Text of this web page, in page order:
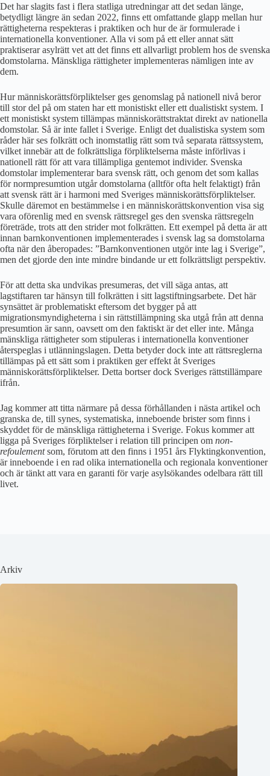
Det har slagits fast i flera statliga utredningar att det sedan länge,
betydligt längre än sedan 2022, finns ett omfattande glapp mellan hur
rättigheterna respekteras i praktiken och hur de är formulerade i
internationella konventioner. Alla vi som på ett eller annat sätt
praktiserar asylrätt vet att det finns ett allvarligt problem hos de svenska
domstolarna. Mänskliga rättigheter implementeras nämligen inte av
dem.
Hur människorättsförpliktelser ges genomslag på nationell nivå beror
till stor del på om staten har ett monistiskt eller ett dualistiskt system. I
ett monistiskt system tillämpas människorättstraktat direkt av nationella
domstolar. Så är inte fallet i Sverige. Enligt det dualistiska system som
råder här ses folkrätt och inomstatlig rätt som två separata rättssystem,
vilket innebär att de folkrättsliga förpliktelserna måste införlivas i
nationell rätt för att vara tillämpliga gentemot individer. Svenska
domstolar implementerar bara svensk rätt, och genom det som kallas
för normpresumtion utgår domstolarna (alltför ofta helt felaktigt) från
att svensk rätt är i harmoni med Sveriges människorättsförpliktelser.
Skulle däremot en bestämmelse i en människorättskonvention visa sig
vara oförenlig med en svensk rättsregel ges den svenska rättsregeln
företräde, trots att den strider mot folkrätten. Ett exempel på detta är att
innan barnkonventionen implementerades i svensk lag sa domstolarna
ofta när den åberopades: ”Barnkonventionen utgör inte lag i Sverige”,
men det gjorde den inte mindre bindande ur ett folkrättsligt perspektiv.
För att detta ska undvikas presumeras, det vill säga antas, att
lagstiftaren tar hänsyn till folkrätten i sitt lagstiftningsarbete. Det här
synsättet är problematiskt eftersom det bygger på att
migrationsmyndigheterna i sin rättstillämpning ska utgå från att denna
presumtion är sann, oavsett om den faktiskt är det eller inte. Många
mänskliga rättigheter som stipuleras i internationella konventioner
återspeglas i utlänningslagen. Detta betyder dock inte att rättsreglerna
tillämpas på ett sätt som i praktiken ger effekt åt Sveriges
människorättsförpliktelser. Detta bortser dock Sveriges rättstillämpare
ifrån.
Jag kommer att titta närmare på dessa förhållanden i nästa artikel och
granska de, till synes, systematiska, inneboende brister som finns i
skyddet för de mänskliga rättigheterna i Sverige. Fokus kommer att
ligga på Sveriges förpliktelser i relation till principen om non-
refoulementsom, förutom att den finns i 1951 års Flyktingkonvention,
är inneboende i en rad olika internationella och regionala konventioner
och är tänkt att vara en garanti för varje asylsökandes odelbara rätt till
livet.
Arkiv